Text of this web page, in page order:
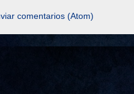
comentarios (Atom)